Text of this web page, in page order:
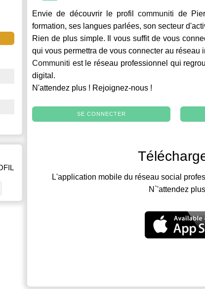
Envie de découvrir le profilcommuniti de
formation, ses langues parlées, son secteur
Rien de plus simple. Il vous suffit de vous
qui vous permettra de vous connecter au réseau
Communiti est le réseau professionnel qui
digital.
N'attendez plus ! Rejoignez-nous !
SE CONNECTER
L'application mobile du réseau social
N`'attendez